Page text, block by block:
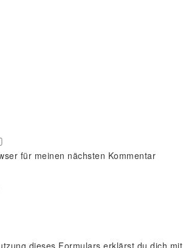
für meinen nächsten Kommentar
dieses Formulars erklärst du dich mit